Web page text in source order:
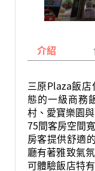
介紹
三原Plaza飯
態的一級商務
村、愛寶樂園
75間客房空間
房客提供舒適
廳有著雅致氣
可體驗飯店特